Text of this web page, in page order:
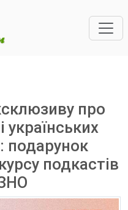
про
українських
подарунок
подкастів